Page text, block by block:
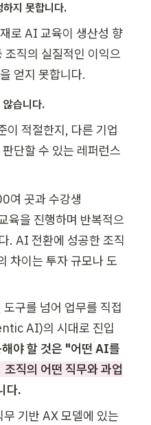
지 못합니다.
로 AI 교육이 생산성 향
조직의 실질적인 이익으
얻지 못합니다.
않습니다.
이 적절한지, 다른 기업
단할 수 있는 레퍼런스
여 곳과 수강생
을 진행하며 반복적으
. AI 전환에 성공한 조직
차이는 투자 규모나 도
구를 넘어 업무를 직접
AI)의 시대로 진입
야 할 것은 "어떤 AI를
조직의 어떤 직무와 과업
다.
기반 AX 모델에 있는